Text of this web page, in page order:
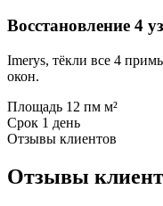
Восстановление 4
Imerys, тёкли все 4
окон.
Площадь 12 пм м²
Срок 1 день
Отзывы клиентов
Отзывы